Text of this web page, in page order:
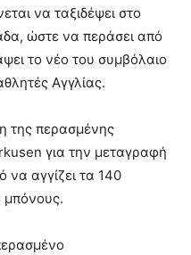
να ταξιδέψει στο
ώστε να περάσει από
το νέο του συμβόλαιο
Αγγλίας.
της περασμένης
για την μεταγραφή
να αγγίζει τα 140
μπόνους.